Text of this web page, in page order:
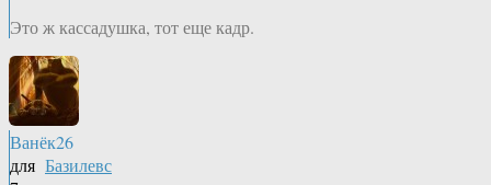
Это ж кассадушка, тот еще кадр.
Ванёк26
для Базилевс